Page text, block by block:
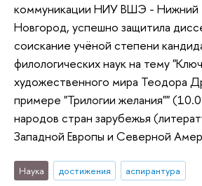
коммуникации НИУ ВШЭ - Нижний
Новгород, успешно защитила
соискание учёной степени
филологических наук на тему
художественного мира Теодора
примере "Трилогии желания""
народов стран зарубежья
Западной Европы и Северной
Наука достижения
аспирантура